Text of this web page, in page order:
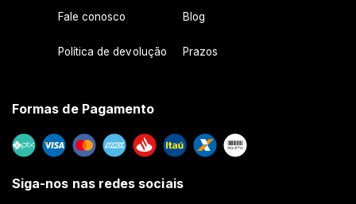
Fale conosco Blog
Política de devolução Prazos
Formas de Pagamento
Siga-nos nas redes sociais